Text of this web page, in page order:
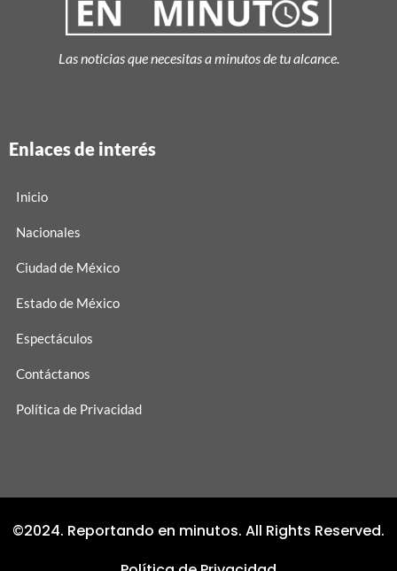
Las noticias que necesitas a minutos de tu alcance.
Enlaces de interés
Inicio
Nacionales
Ciudad de México
Estado de México
Espectáculos
Contáctanos
Política de Privacidad
©2024. Reportando en minutos. All Rights Reserved.